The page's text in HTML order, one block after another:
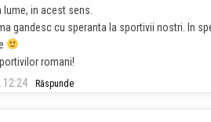
in acest sens.
gandesc cu speranta la sportivii nostri. In
romani!
12:24 Răspunde